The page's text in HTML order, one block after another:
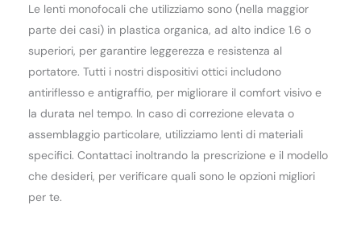
Le lenti monofocali che utilizziamo sono (nella maggior
parte dei casi) in plastica organica, ad alto indice 1.6 o
superiori, per garantire leggerezza e resistenza al
portatore. Tutti i nostri dispositivi ottici includono
antiriflesso e antigraffio, per migliorare il comfort visivo e
la durata nel tempo. In caso di correzione elevata o
assemblaggio particolare, utilizziamo lenti di materiali
specifici. Contattaci inoltrando la prescrizione e il modello
che desideri, per verificare quali sono le opzioni migliori
per te.